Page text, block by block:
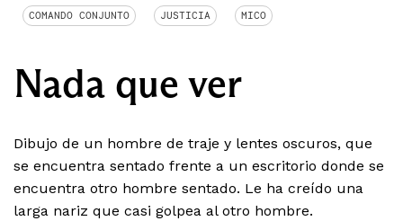
COMANDO CONJUNTO JUSTICIA MICO
Nada que ver
Dibujo de un hombre de traje y lentes oscuros, que
se encuentra sentado frente a un escritorio donde se
encuentra otro hombre sentado. Le ha creído una
larga nariz que casi golpea al otro hombre.